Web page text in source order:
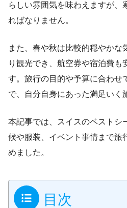
らしい雰囲気を味わえますが、
ればなりません。
また、春や秋は比較的穏やかな
り観光でき、航空券や宿泊費も
す。旅行の目的や予算に合わせ
で、自分自身にあった満足いく
本記事では、スイスのベストシ
候や服装、イベント事情まで旅
めました。
目次